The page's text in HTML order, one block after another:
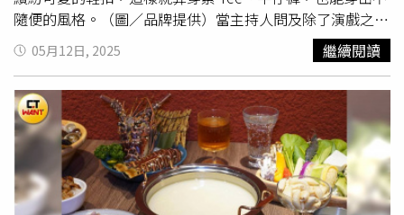
隨便的風格。（圖／品牌提供）當主持人問及除了演戲之外
還有什麼其他的興趣或熱愛的事物，曾敬驊回答他喜歡戶外
活動，像是露營等等。在這些時候Crocs輕便又不怕突如其
來的陣雨，很適合這些場合。另外演戲時的等候時間，他也
常會穿著Crocs 因為真的很舒服又好穿脫。（圖／品牌提
供）曾敬驊還在現場展示了他親手搭配的鞋扣組合，分享自
己如何用 Jibbitz™ 鞋飾打造專屬風格，一邊講解、一邊穿
搭，完全像是開啟「敬驊鞋扣教學課」，親民互動感拉滿，
現場媒體全程聚焦記錄，氣氛輕鬆又充滿驚喜，直接變成最
05月12日, 2025 繼續閱讀